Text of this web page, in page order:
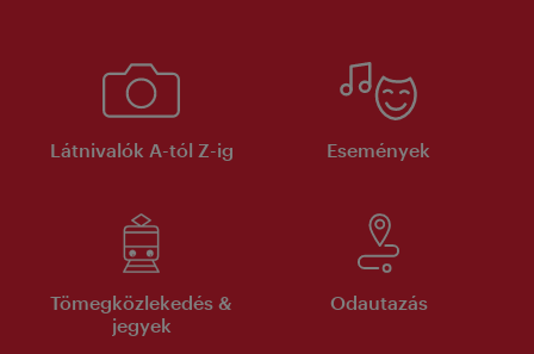
Látnivalók A-tól Z-ig Események
Tömegközlekedés &
jegyek
Odautazás